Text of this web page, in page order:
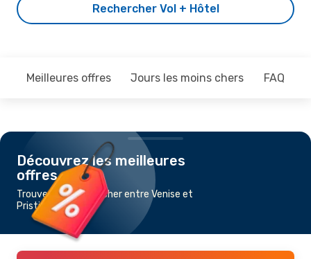
Rechercher Vol + Hôtel
Meilleures offres Jours les moins chers FAQ
Découvrez les meilleures
offres
Trouvez un vol pas cher entre Venise et
Pristina